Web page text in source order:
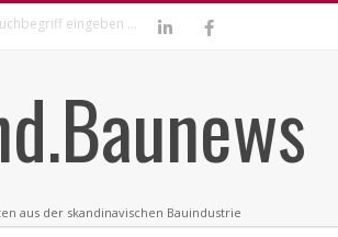
aus der skandinavischen Bauindustrie